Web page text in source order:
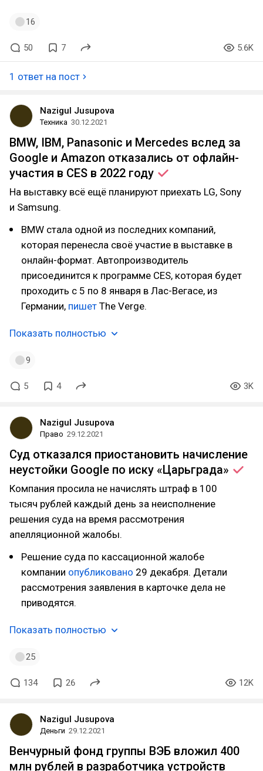
16
50 7 5.6K
1 ответ на пост
Nazigul Jusupova
Техника 30.12.2021
BMW, IBM, Panasonic и Mercedes вслед за
Google и Amazon отказались от офлайн-
участия в CES в 2022 году
На выставку всё ещё планируют приехать LG, Sony
и Samsung.
BMW стала одной из последних компаний,
которая перенесла своё участие в выставке в
онлайн-формат. Автопроизводитель
присоединится к программе CES, которая будет
проходить с 5 по 8 января в Лас-Вегасе, из
Германии, пишет The Verge.
Показать полностью
9
5 4 3K
Nazigul Jusupova
Право 29.12.2021
Суд отказался приостановить начисление
неустойки Google по иску «Царьграда»
Компания просила не начислять штраф в 100
тысяч рублей каждый день за неисполнение
решения суда на время рассмотрения
апелляционной жалобы.
Решение суда по кассационной жалобе
компании опубликовано 29 декабря. Детали
рассмотрения заявления в карточке дела не
приводятся.
Показать полностью
25
134 26 12K
Nazigul Jusupova
Деньги 29.12.2021
Венчурный фонд группы ВЭБ вложил 400
млн рублей в разработчика устройств